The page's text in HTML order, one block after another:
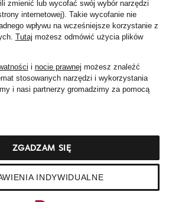
Barbour
Kurtka polowa
1 799 zł
+ rabat promocyjny
Kurtka GRAZIA
2 405 zł
zmienić lub wycofać swój wybór narzędzi
internetowej). Takie wycofanie nie
wpływu na wcześniejsze korzystanie z
Tutaj możesz odmówić użycia plików
i nocie prawnej możesz znaleźć
stosowanych narzędzi i wykorzystania
i nasi partnerzy gromadzimy za pomocą
INDYWIDUALNE
ZGADZAM SIĘ